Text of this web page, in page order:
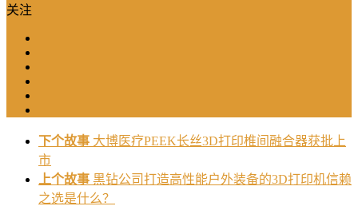
关注
下个故事 大博医疗PEEK长丝3D打印椎间融合器获批上
市
上个故事 黑钻公司打造高性能户外装备的3D打印机信赖
之选是什么？